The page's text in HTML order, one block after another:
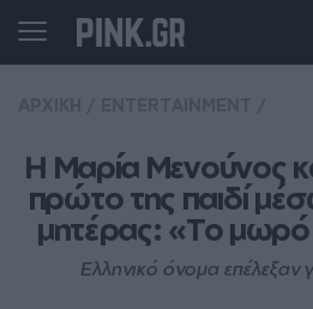
Η Μαρία Μενούνος
πρώτο της παιδί
μητέρας: «Το
Ελληνικό όνομα επέλεξαν